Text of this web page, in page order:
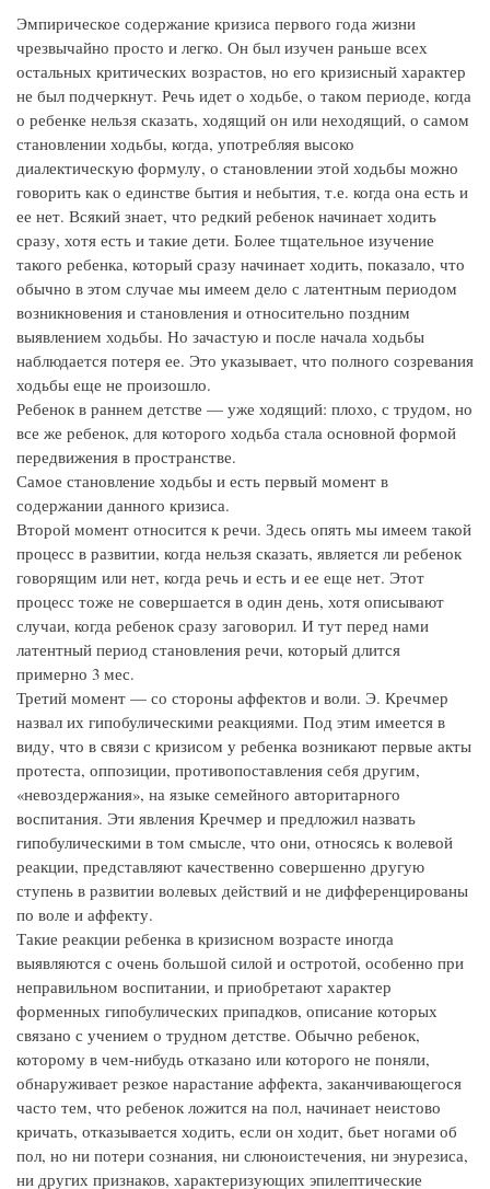
Эмпирическое содержание кризиса первого года жизни
чрезвычайно просто и легко. Он был изучен раньше всех
остальных критических возрастов, но его кризисный характер
не был подчеркнут. Речь идет о ходьбе, о таком периоде, когда
о ребенке нельзя сказать, ходящий он или неходящий, о самом
становлении ходьбы, когда, употребляя высоко
диалектическую формулу, о становлении этой ходьбы можно
говорить как о единстве бытия и небытия, т.е. когда она есть и
ее нет. Всякий знает, что редкий ребенок начинает ходить
сразу, хотя есть и такие дети. Более тщательное изучение
такого ребенка, который сразу начинает ходить, показало, что
обычно в этом случае мы имеем дело с латентным периодом
возникновения и становления и относительно поздним
выявлением ходьбы. Но зачастую и после начала ходьбы
наблюдается потеря ее. Это указывает, что полного созревания
ходьбы еще не произошло.
Ребенок в раннем детстве — уже ходящий: плохо, с трудом, но
все же ребенок, для которого ходьба стала основной формой
передвижения в пространстве.
Самое становление ходьбы и есть первый момент в
содержании данного кризиса.
Второй момент относится к речи. Здесь опять мы имеем такой
процесс в развитии, когда нельзя сказать, является ли ребенок
говорящим или нет, когда речь и есть и ее еще нет. Этот
процесс тоже не совершается в один день, хотя описывают
случаи, когда ребенок сразу заговорил. И тут перед нами
латентный период становления речи, который длится
примерно 3 мес.
Третий момент — со стороны аффектов и воли. Э. Кречмер
назвал их гипобулическими реакциями. Под этим имеется в
виду, что в связи с кризисом у ребенка возникают первые акты
протеста, оппозиции, противопоставления себя другим,
«невоздержания», на языке семейного авторитарного
воспитания. Эти явления Кречмер и предложил назвать
гипобулическими в том смысле, что они, относясь к волевой
реакции, представляют качественно совершенно другую
ступень в развитии волевых действий и не дифференцированы
по воле и аффекту.
Такие реакции ребенка в кризисном возрасте иногда
выявляются с очень большой силой и остротой, особенно при
неправильном воспитании, и приобретают характер
форменных гипобулических припадков, описание которых
связано с учением о трудном детстве. Обычно ребенок,
которому в чем-нибудь отказано или которого не поняли,
обнаруживает резкое нарастание аффекта, заканчивающегося
часто тем, что ребенок ложится на пол, начинает неистово
кричать, отказывается ходить, если он ходит, бьет ногами об
пол, но ни потери сознания, ни слюноистечения, ни энурезиса,
ни других признаков, характеризующих эпилептические